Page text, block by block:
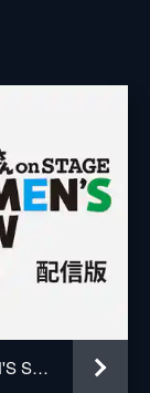
舞台「おそ松さん on STAGE ～SIX MEN'S SHOW TIME～ 配信版」